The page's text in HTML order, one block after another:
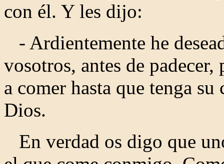
con él. Y les dijo:
- Ardientemente he
vosotros, antes de
a comer hasta que tenga
Dios.
En verdad os digo que